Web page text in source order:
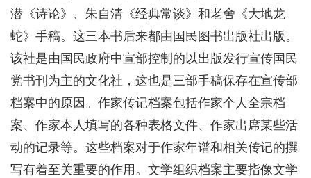
潜《诗论》、朱自清《经典常谈》和老舍《大地龙
蛇》手稿。这三本书后来都由国民图书出版社出版。
该社是由国民政府中宣部控制的以出版发行宣传国民
党书刊为主的文化社，这也是三部手稿保存在宣传部
档案中的原因。作家传记档案包括作家个人全宗档
案、作家本人填写的各种表格文件、作家出席某些活
动的记录等。这些档案对于作家年谱和相关传记的撰
写有着至关重要的作用。文学组织档案主要指像文学